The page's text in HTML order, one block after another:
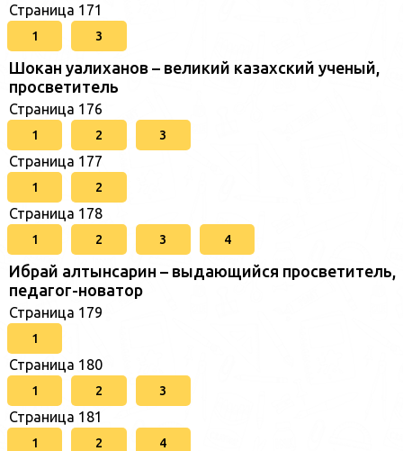
Страница 171
1 3
Шокан уалиханов – великий казахский ученый,
просветитель
Страница 176
1 2 3
Страница 177
1 2
Страница 178
1 2 3 4
Ибрай алтынсарин – выдающийся просветитель,
педагог-новатор
Страница 179
1
Страница 180
1 2 3
Страница 181
1 2 4